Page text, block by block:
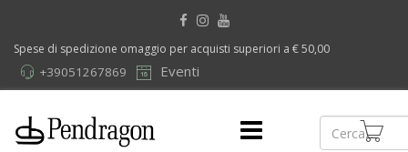
Spese di spedizione omaggio per acquisti superiori a € 50,00
Eventi
+39051267869